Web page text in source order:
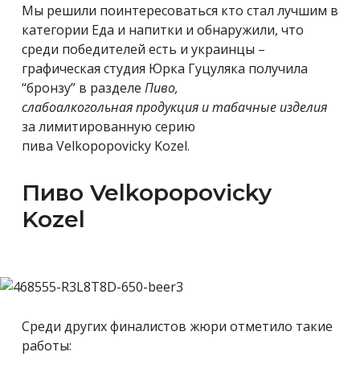
Мы решили поинтересоваться кто стал лучшим в
категории Еда и напитки и обнаружили, что
среди победителей есть и украинцы –
графическая студия Юрка Гуцуляка получила
“бронзу” в разделе Пиво,
слабоалкогольная продукция и табачные изделия
за лимитированную серию
пива Velkopopovicky Kozel.
Пиво Velkopopovicky
Kozel
Среди других финалистов жюри отметило такие
работы: